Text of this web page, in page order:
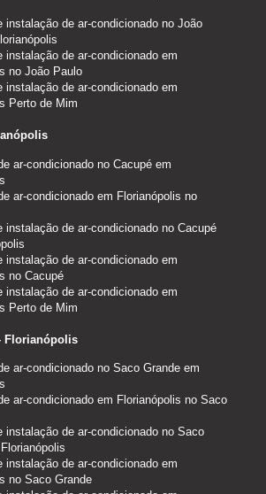
instalação de ar-condicionado no João
instalação de ar-condicionado em
no João Paulo
instalação de ar-condicionado em
Perto de Mim
ar-condicionado no Cacupé em
ar-condicionado em Florianópolis no
instalação de ar-condicionado no Cacupé
instalação de ar-condicionado em
no Cacupé
instalação de ar-condicionado em
Perto de Mim
Florianópolis
ar-condicionado no Saco Grande em
ar-condicionado em Florianópolis no Saco
instalação de ar-condicionado no Saco
instalação de ar-condicionado em
no Saco Grande